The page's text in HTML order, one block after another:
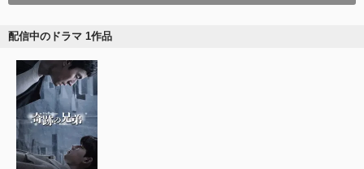
配信中のドラマ 1作品